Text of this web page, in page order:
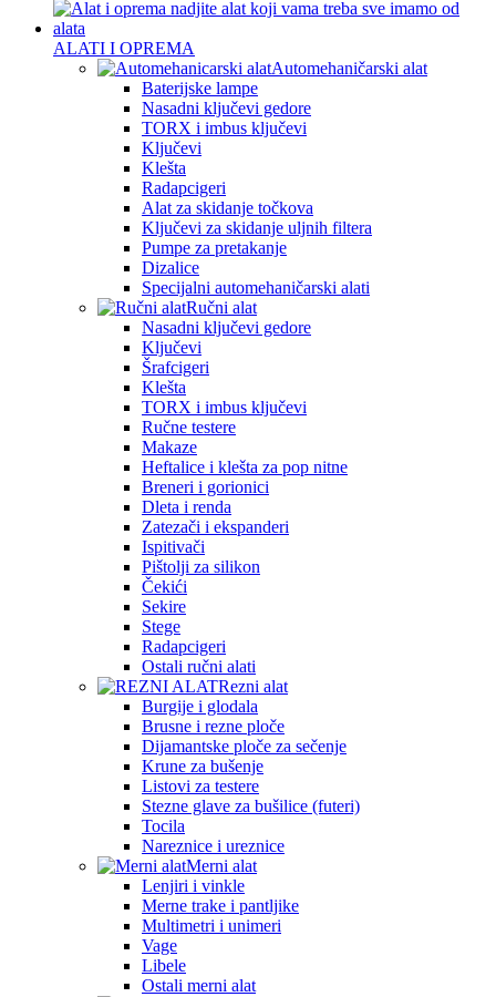
ALATI I OPREMA
Automehaničarski alat
Baterijske lampe
Nasadni ključevi gedore
TORX i imbus ključevi
Ključevi
Klešta
Radapcigeri
Alat za skidanje točkova
Ključevi za skidanje uljnih filtera
Pumpe za pretakanje
Dizalice
Specijalni automehaničarski alati
Ručni alat
Nasadni ključevi gedore
Ključevi
Šrafcigeri
Klešta
TORX i imbus ključevi
Ručne testere
Makaze
Heftalice i klešta za pop nitne
Breneri i gorionici
Dleta i renda
Zatezači i ekspanderi
Ispitivači
Pištolji za silikon
Čekići
Sekire
Stege
Radapcigeri
Ostali ručni alati
Rezni alat
Burgije i glodala
Brusne i rezne ploče
Dijamantske ploče za sečenje
Krune za bušenje
Listovi za testere
Stezne glave za bušilice (futeri)
Tocila
Nareznice i ureznice
Merni alat
Lenjiri i vinkle
Merne trake i pantljike
Multimetri i unimeri
Vage
Libele
Ostali merni alat